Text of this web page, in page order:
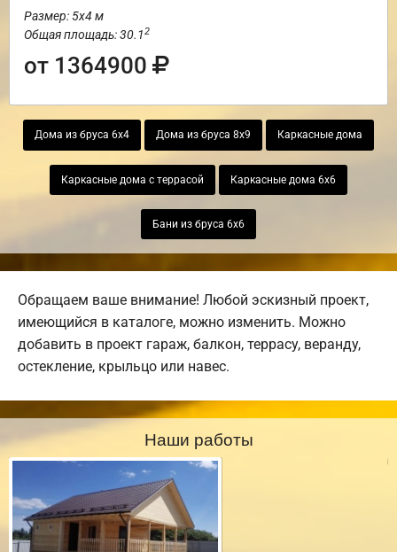
Размер: 5х4 м
Общая площадь: 30.12
от 1364900
Дома из бруса 6х4 Дома из бруса 8х9 Каркасные дома
Каркасные дома с террасой Каркасные дома 6х6
Бани из бруса 6х6
Обращаем ваше внимание! Любой эскизный проект,
имеющийся в каталоге, можно изменить. Можно
добавить в проект гараж, балкон, террасу, веранду,
остекление, крыльцо или навес.
Наши работы